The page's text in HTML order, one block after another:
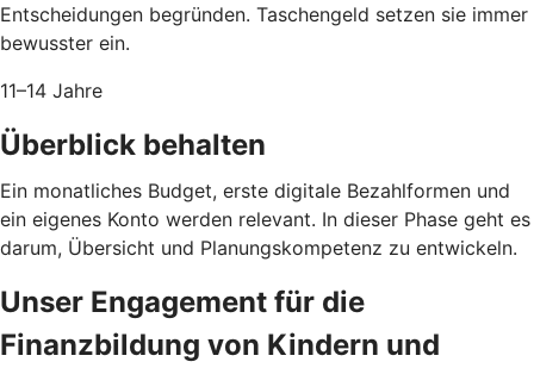
Entscheidungen begründen. Taschengeld setzen sie immer
bewusster ein.
11–14 Jahre
Überblick behalten
Ein monatliches Budget, erste digitale Bezahlformen und
ein eigenes Konto werden relevant. In dieser Phase geht es
darum, Übersicht und Planungskompetenz zu entwickeln.
Unser Engagement für die
Finanzbildung von Kindern und